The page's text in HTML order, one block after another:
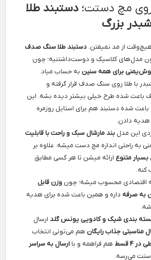
مچ دستت؛ دستبند طلا
بزرگ
از مد نمیفتن. دستبند طلا سنگ صدف
مدل‌های کلاسیک و دوست‌داشتنیه؛ چون
برای همه سنین به حساب میاد.
با طلا روی سنگ صدف قرار گرفته و
شده طرح خیلی بیشتر دیده بشه. این
شده دستبند هم برای استایل روزمره
هدیه دادن.
این مدل بند مارشال سبک و راحت با قابلیت
به راحتی اندازه مچ دست میشه. علاوه بر
بسیار متنوع ارائه میشن تا هر کسی مطابق
کنه.
اقتصادی محسوب میشه؛ چون وزن قابل
به صرفه داره و همین باعث شده برای هدیه
بندی شیک و کادویی یونس گلد ارسال
مناسبتی جذاب رایگان هم می‌تونی انتخاب
4 قسط هم فراهمه و با ارسال به سراسر
می‌رسه.